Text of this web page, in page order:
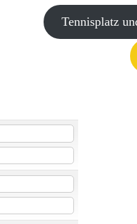
Tennisplatz